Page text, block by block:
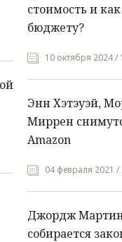
стоимость и
бюджету?
10 октября 2024 /
Энн Хэтэуэй,
Миррен
Amazon
04 февраля 2021 /
Джордж Мартин
собирается